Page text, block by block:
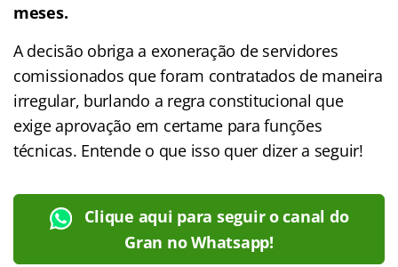
meses.
A decisão obriga a exoneração de servidores
comissionados que foram contratados de maneira
irregular, burlando a regra constitucional que
exige aprovação em certame para funções
técnicas. Entende o que isso quer dizer a seguir!
Clique aqui para seguir o canal do
Gran no Whatsapp!